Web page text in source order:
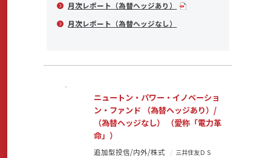
月次レポート（為替ヘッジあり）
月次レポート（為替ヘッジなし）
ニュートン・パワー・イノベーショ
ン・ファンド （為替ヘッジあり）/
（為替ヘッジなし） （愛称「電力革
命」）
追加型投信/内外/株式 三井住友ＤＳ